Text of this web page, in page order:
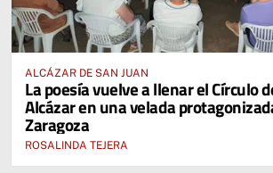
ALCÁZAR DE SAN JUAN
La poesía vuelve a llenar el Círculo
Alcázar en una velada
Zaragoza
ROSALINDA TEJERA